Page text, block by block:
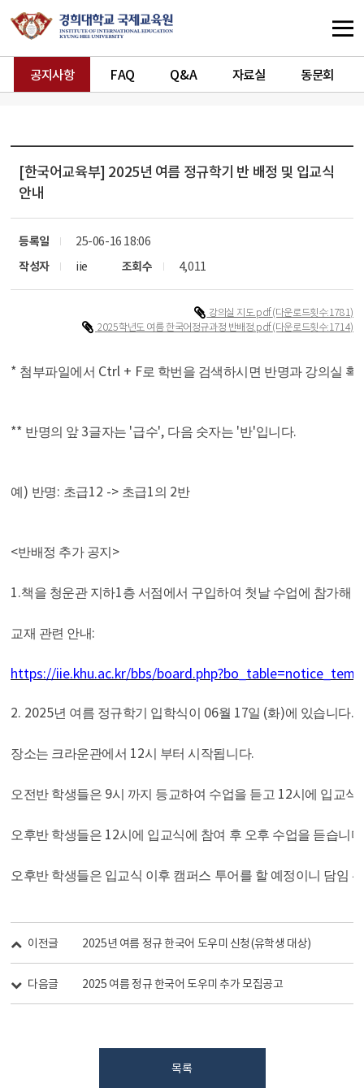
공지사항 FAQ Q&A 자료실 동문회
[한국어교육부] 2025년 여름 정규학기 반 배정 및 입교식
안내
등록일
25-06-16 18:06
작성자
iie 조회수 4,011
강의실 지도.pdf(다운로드횟수:1781)
2025학년도 여름 한국어정규과정 반배정.pdf(다운로드횟수:1714)
* 첨부파일에서 Ctrl + F로 학번을 검색하시면 반명과 강의실 확
** 반명의 앞3글자는 '급수', 다음 숫자는 '반'입니다.
예 ) 반명: 초급12 -> 초급1의 2반
<반배정 추가 공지 >
1.책을 청운관 지하1층 서점에서 구입하여 첫날 수업에 참가해
교재 관련 안내:
https://iie.khu.ac.kr/bbs/
2. 2025년 여름 정규학기 입학식이 06월 17일 (화)에 있습니다.
장소는 크라운관에서 12시 부터 시작됩니다.
오전반 학생들은 9시 까지 등교하여 수업을 듣고 12시에 입교식
오후반 학생들은 12시에 입교식에 참여 후 오후 수업을 듣습니다
오후반 학생들은 입교식 이후 캠퍼스 투어를 할 예정이니 담임
이전글 2025년 여름 정규 한국어 도우미 신청(유학생 대상)
다음글 2025 여름 정규 한국어 도우미 추가 모집공고
목록